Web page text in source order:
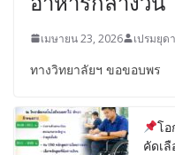
เมษายน 23, 2026 เปรมยุด
ทางวิทยาลัยฯ ขอขอบพร
โอ
คัดเ